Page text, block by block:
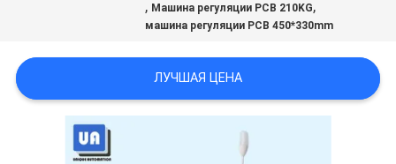
PRIVACY
POLICY
, Машина регуляции PCB 210KG,
машина регуляции PCB 450*330mm
ЛУЧШАЯ ЦЕНА